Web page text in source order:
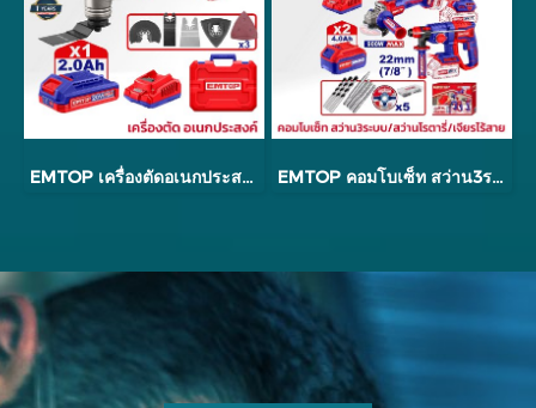
EMTOP เครื่องตัดอเนกประสงค์ ขัด/ตัด/เจาะ รุ่น ELMF20221 EMTOP คอมโบเซ็ท สว่าน3ระบบ/สว่านโรตารี่/เจียรไร้สาย รุ่น ECKL20369